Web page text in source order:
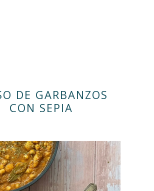
DE GARBANZOS
CON SEPIA